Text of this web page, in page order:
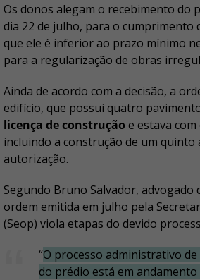
Os donos alegam o recebimento do
dia 22 de julho, para o cumprimento
que ele é inferior ao prazo mínimo
para a regularização de obras
Ainda de acordo com a decisão, a
edifício, que possui quatro
licença de construção e estava
incluindo a construção de um quinto
autorização.
Segundo Bruno Salvador, advogado
ordem emitida em julho pela
(Seop) viola etapas do devido
“O processo administrativo
do prédio está em andamento